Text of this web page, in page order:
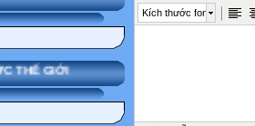
TỨC THẾ GIỚI
Kích thước font